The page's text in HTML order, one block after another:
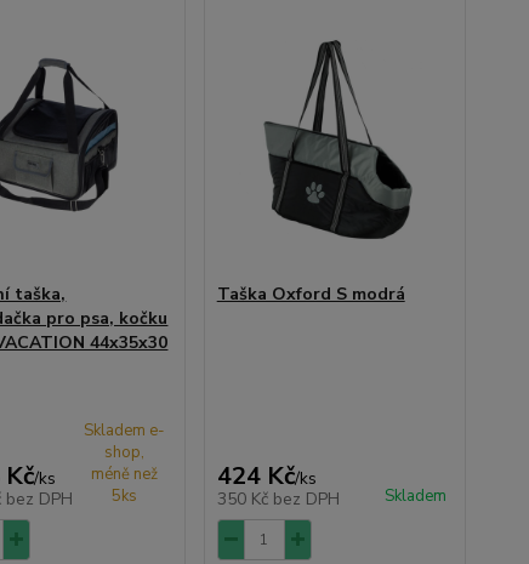
taška,
pro psa, kočku
44x35x30
/ks
bez DPH
Skladem e-
shop,
méně než
5ks
Taška Oxford S modrá
424 Kč/ks
350 Kč bez DPH Skladem